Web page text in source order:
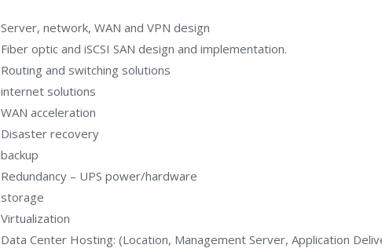
Server, network, WAN and VPN design
Fiber optic and iSCSI SAN design and implementation.
Routing and switching solutions
internet solutions
WAN acceleration
Disaster recovery
backup
Redundancy – UPS power/hardware
storage
Virtualization
Data Center Hosting: (Location, Management Server, Application